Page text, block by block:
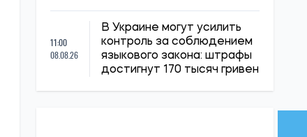
11:00
08.08.26
В Украине могут усилить
контроль за соблюдением
языкового закона: штрафы
достигнут 170 тысяч гривен